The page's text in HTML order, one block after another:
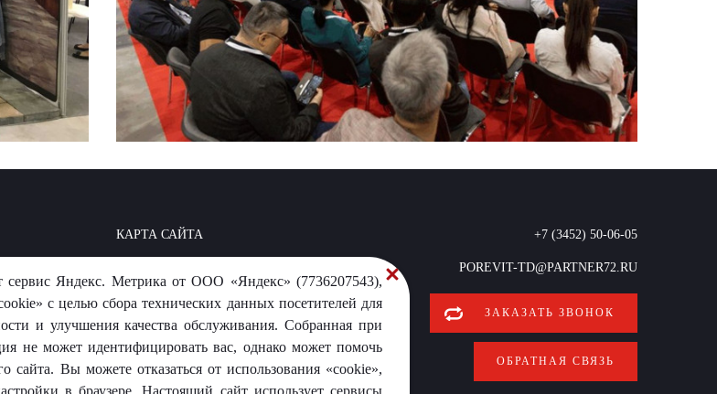
КАРТА САЙТА +7 (3452) 50-06-05
POREVIT-TD@PARTNER72.RU
ЗАКАЗАТЬ ЗВОНОК
ОБРАТНАЯ СВЯЗЬ
сервис Яндекс. Метрика от ООО «Яндекс» (7736207543),
с целью сбора технических данных посетителей для
и улучшения качества обслуживания. Собранная при
не может идентифицировать вас, однако может помочь
сайта. Вы можете отказаться от использования «cookie»,
в браузере. Настоящий сайт использует сервисы